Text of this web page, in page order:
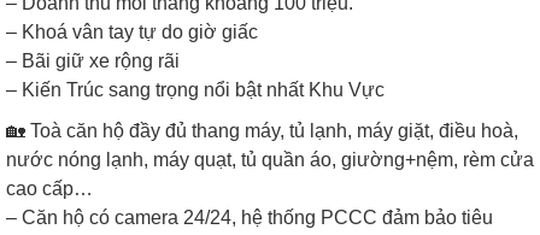
– Khoá vân tay tự do giờ giấc
– Bãi giữ xe rộng rãi
– Kiến Trúc sang trọng nổi bật nhất Khu Vực
🏡 Toà căn hộ đầy đủ thang máy, tủ lạnh, máy giặt, điều hoà,
nước nóng lạnh, máy quạt, tủ quần áo, giường+nệm, rèm cửa
cao cấp…
– Căn hộ có camera 24/24, hệ thống PCCC đảm bảo tiêu